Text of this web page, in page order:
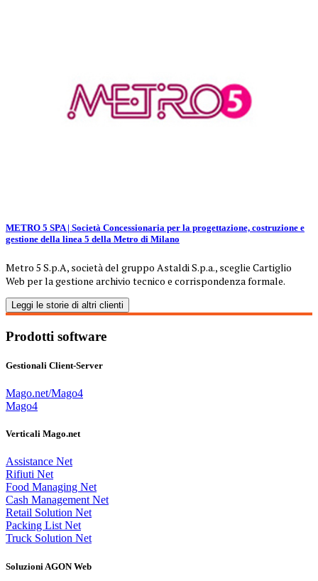
METRO 5 SPA | Società Concessionaria per la progettazione, costruzione e
gestione della linea 5 della Metro di Milano
Metro 5 S.p.A, società del gruppo Astaldi S.p.a., sceglie Cartiglio
Web per la gestione archivio tecnico e corrispondenza formale.
Leggi le storie di altri clienti
Prodotti software
Gestionali Client-Server
Mago.net/Mago4
Mago4
Verticali Mago.net
Assistance Net
Rifiuti Net
Food Managing Net
Cash Management Net
Retail Solution Net
Packing List Net
Truck Solution Net
Soluzioni AGON Web